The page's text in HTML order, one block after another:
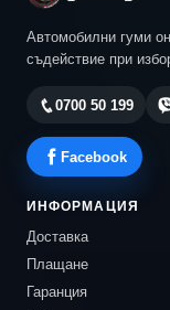
Автомобилни гуми
съдействие при
0700 50 199
Facebook
ИНФОРМАЦИЯ
Доставка
Плащане
Гаранция